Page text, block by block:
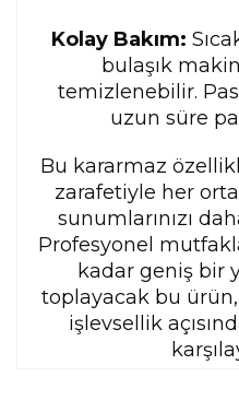
Kolay Bakım:
bulaşık
temizlenebilir.
uzun süre
Bu kararmaz
zarafetiyle her
sunumlarınızı
Profesyonel
kadar geniş bir
toplayacak bu
işlevsellik